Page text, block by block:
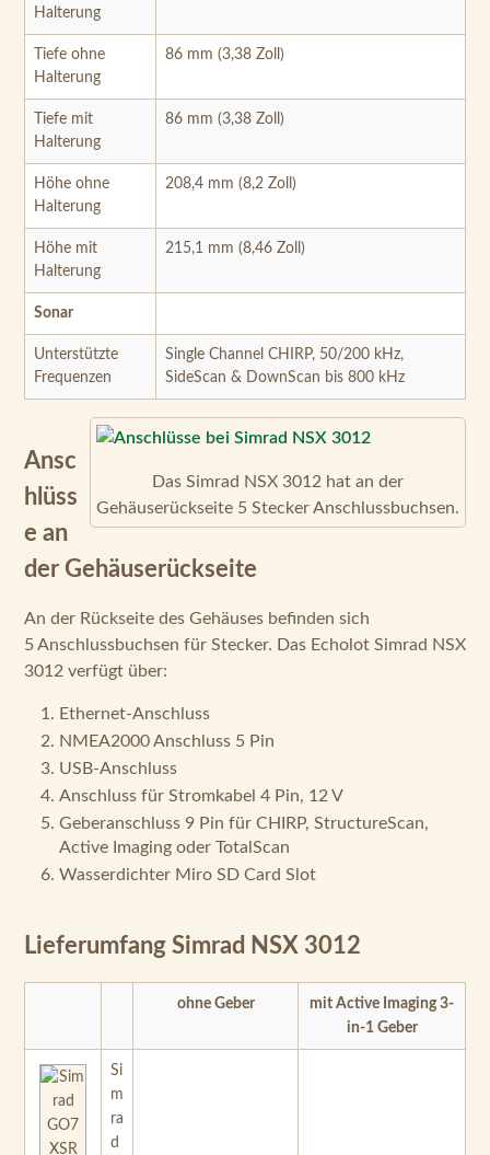
Halterung
Tiefe ohne
Halterung
86 mm (3,38 Zoll)
Tiefe mit
Halterung
86 mm (3,38 Zoll)
Höhe ohne
Halterung
208,4 mm (8,2 Zoll)
Höhe mit
Halterung
215,1 mm (8,46 Zoll)
Sonar
Unterstützte
Frequenzen
Single Channel CHIRP, 50/200 kHz,
SideScan & DownScan bis 800 kHz
Das Simrad NSX 3012 hat an der
Gehäuserückseite 5 Stecker Anschlussbuchsen.
Ansc
hlüss
e an
der Gehäuserückseite
An der Rückseite des Gehäuses befinden sich
5 Anschlussbuchsen für Stecker. Das Echolot Simrad NSX
3012 verfügt über:
Ethernet-Anschluss
NMEA2000 Anschluss 5 Pin
USB-Anschluss
Anschluss für Stromkabel 4 Pin, 12 V
Geberanschluss 9 Pin für CHIRP, StructureScan,
Active Imaging oder TotalScan
Wasserdichter Miro SD Card Slot
Lieferumfang Simrad NSX 3012
ohne Geber
mit Active Imaging 3-
in-1 Geber
Si
m
ra
d